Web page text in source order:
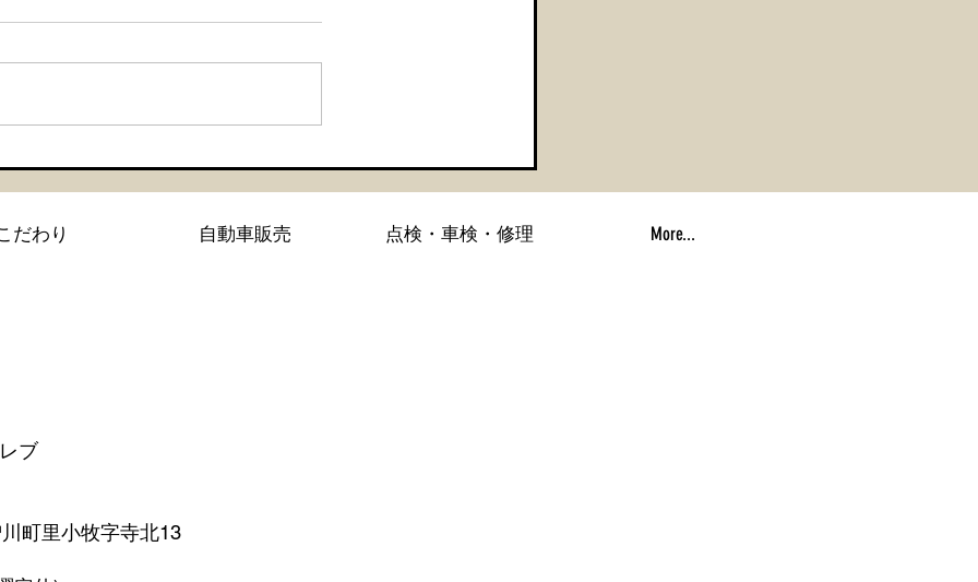
コーティング施工】
だわり 自動車販売 点検・車検・修理 More...
ブ
小牧字寺北13